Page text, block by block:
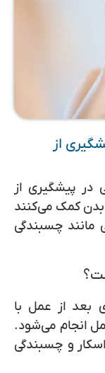
از
در پیشگیری از
بدن کمک می‌کنند
مانند چسبندگی
بعد از عمل با
انجام می‌شود.
و چسبندگی